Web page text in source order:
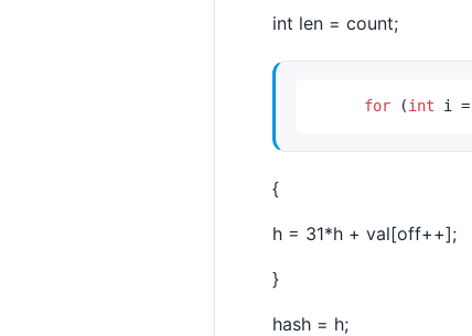
int len = count;
for (int i =
{
h = 31*h + val[off++];
}
hash = h;